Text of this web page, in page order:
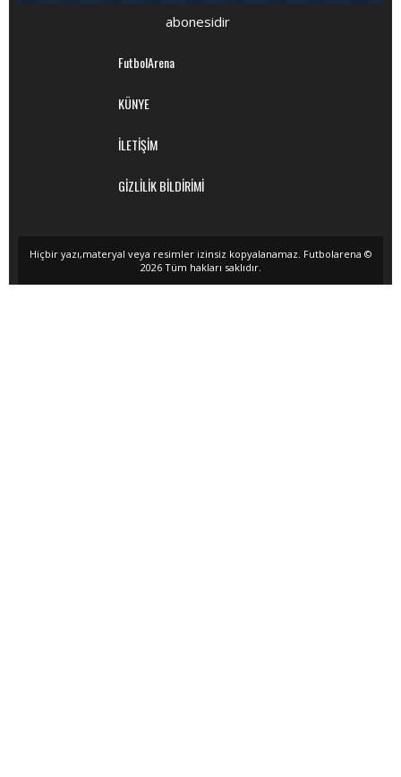
abonesidir
FutbolArena
KÜNYE
İLETİŞİM
GİZLİLİK BİLDİRİMİ
Hiçbir yazı,materyal veya resimler izinsiz kopyalanamaz. Futbolarena ©
2026 Tüm hakları saklıdır.